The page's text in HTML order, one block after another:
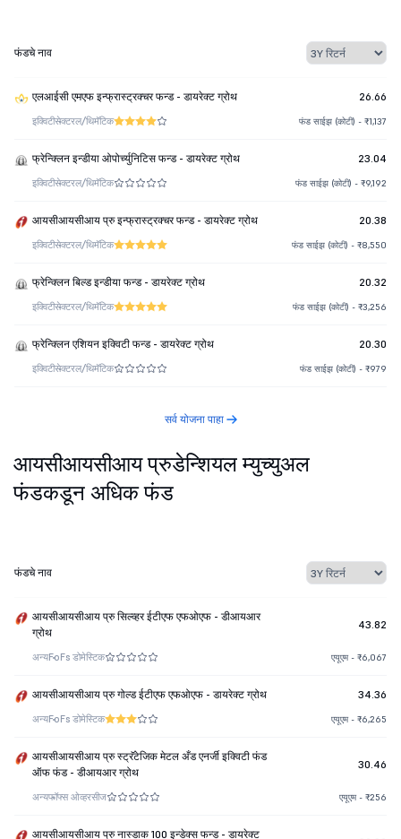
फंडचे नाव
एलआईसी एमएफ इन्फ्रास्ट्रक्चर फन्ड - डायरेक्ट ग्रोथ 26.66
इक्विटीसेक्टरल/थिमॅटिक फंड साईझ (कोटी) - ₹1,137
फ्रेन्क्लिन इन्डीया ओपोर्च्युनिटिस फन्ड - डायरेक्ट ग्रोथ 23.04
इक्विटीसेक्टरल/थिमॅटिक फंड साईझ (कोटी) - ₹9,192
आयसीआयसीआय प्रु इन्फ्रास्ट्रक्चर फन्ड - डायरेक्ट ग्रोथ 20.38
इक्विटीसेक्टरल/थिमॅटिक फंड साईझ (कोटी) - ₹8,550
फ्रेन्क्लिन बिल्ड इन्डीया फन्ड - डायरेक्ट ग्रोथ 20.32
इक्विटीसेक्टरल/थिमॅटिक फंड साईझ (कोटी) - ₹3,256
फ्रेन्क्लिन एशियन इक्विटी फन्ड - डायरेक्ट ग्रोथ 20.30
इक्विटीसेक्टरल/थिमॅटिक फंड साईझ (कोटी) - ₹979
सर्व योजना पाहा
आयसीआयसीआय प्रुडेन्शियल म्युच्युअल
फंडकडून अधिक फंड
फंडचे नाव
आयसीआयसीआय प्रु सिल्व्हर ईटीएफ एफओएफ - डीआयआर
ग्रोथ
43.82
अन्यFoFs डोमेस्टिक एयूएम - ₹6,067
आयसीआयसीआय प्रु गोल्ड ईटीएफ एफओएफ - डायरेक्ट ग्रोथ 34.36
अन्यFoFs डोमेस्टिक एयूएम - ₹6,265
आयसीआयसीआय प्रु स्ट्रॅटेजिक मेटल अँड एनर्जी इक्विटी फंड
ऑफ फंड - डीआयआर ग्रोथ
30.46
अन्यफॉफ्स ओव्हरसीज एयूएम - ₹256
आयसीआयसीआय प्रु नास्डाक 100 इन्डेक्स फन्ड - डायरेक्ट